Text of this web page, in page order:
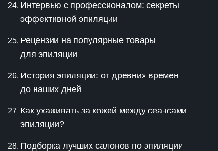
Интервью с профессионалом: секреты
эффективной эпиляции
Рецензии на популярные товары
для эпиляции
История эпиляции: от древних времен
до наших дней
Как ухаживать за кожей между сеансами
эпиляции?
Подборка лучших салонов по эпиляции